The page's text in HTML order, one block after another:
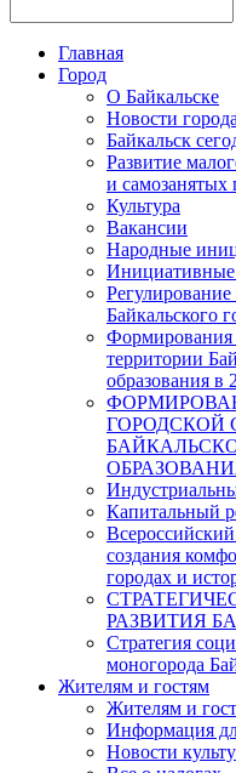
Главная
Город
О Байкальске
Новости города
Байкальск
Развитие
и самозанятых
Культура
Вакансии
Народные
Байкальского
Формирования
территории
образования в
ГОРОДСКОЙ
Капитальный
создания
городах и
РАЗВИТИЯ
Стратегия
моногорода
Жителям и гостям
Жителям и
Информация
Новости